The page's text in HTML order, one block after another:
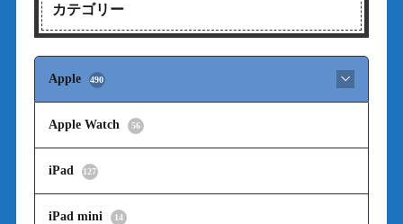
カテゴリー
Apple 490
Apple Watch 56
iPad 127
iPad mini 14